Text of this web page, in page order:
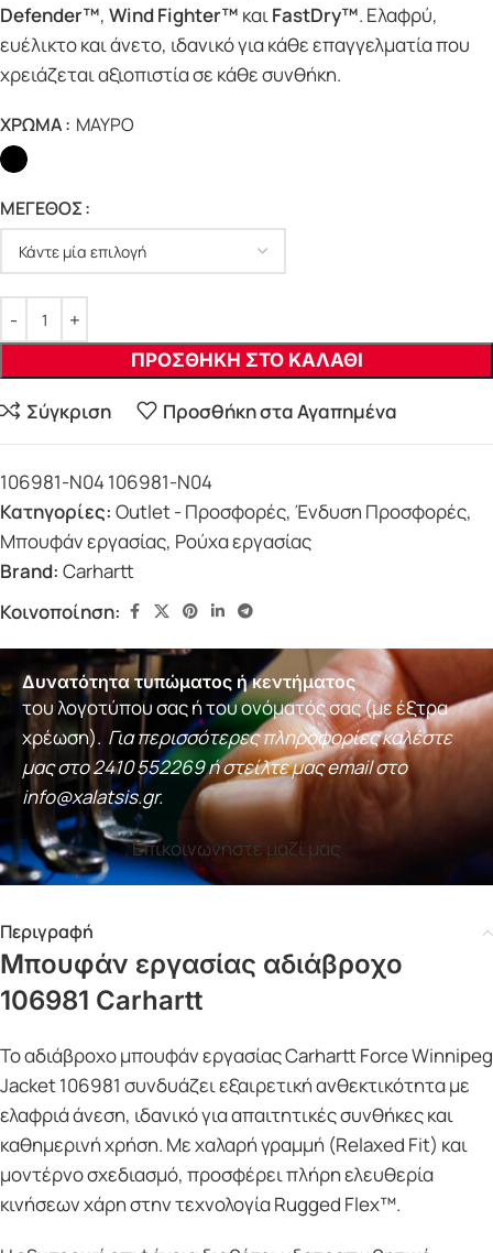
Defender™, Wind Fighter™ καιFastDry™. Ελαφρύ,
ευέλικτο και άνετο, ιδανικό για κάθε επαγγελματία που
χρειάζεται αξιοπιστία σε κάθε συνθήκη.
ΧΡΩΜΑ ΜΑΥΡΟ
ΜΕΓΕΘΟΣ
ΠΡΟΣΘΗΚΗ ΣΤΟ ΚΑΛΑΘΙ
Σύγκριση Προσθήκη στα Αγαπημένα
106981-N04 106981-N04
Κατηγορίες: Outlet - Προσφορές, Ένδυση Προσφορές,
Μπουφάν εργασίας, Ρούχα εργασίας
Brand: Carhartt
Κοινοποίηση:
Δυνατότητα τυπώματος ή κεντήματος
του λογοτύπου σας ή του ονόματός σας (με έξτρα
χρέωση). Για περισσότερες πληροφορίες καλέστε
μας στο2410 552269ή στείλτε μας email στο
info@xalatsis.gr.
Επικοινωνήστε μαζί μας
Περιγραφή
Μπουφάν εργασίας αδιάβροχο
106981 Carhartt
Το αδιάβροχο μπουφάν εργασίας Carhartt Force Winnipeg
Jacket 106981 συνδυάζει εξαιρετική ανθεκτικότητα με
ελαφριά άνεση, ιδανικό για απαιτητικές συνθήκες και
καθημερινή χρήση. Με χαλαρή γραμμή (Relaxed Fit) και
μοντέρνο σχεδιασμό, προσφέρει πλήρη ελευθερία
κινήσεων χάρη στην τεχνολογία Rugged Flex™.